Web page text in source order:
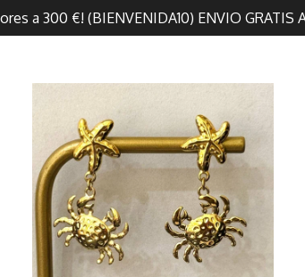
a 300 €! (BIENVENIDA10) ENVIO GRATIS